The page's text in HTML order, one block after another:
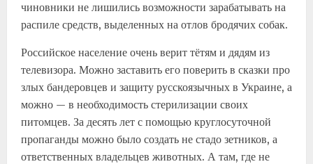
чиновники не лишились возможности зарабатывать на
распиле средств, выделенных на отлов бродячих собак.
Российское население очень верит тётям и дядям из
телевизора. Можно заставить его поверить в сказки про
злых бандеровцев и защиту русскоязычных в Украине, а
можно — в необходимость стерилизации своих
питомцев. За десять лет с помощью круглосуточной
пропаганды можно было создать не стадо зетников, а
ответственных владельцев животных. А там, где не